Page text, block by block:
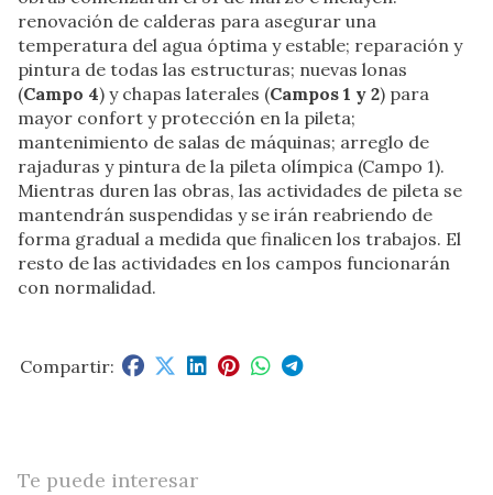
renovación de calderas para asegurar una
temperatura del agua óptima y estable; reparación y
pintura de todas las estructuras; nuevas lonas
(Campo 4) y chapas laterales (Campos 1 y 2) para
mayor confort y protección en la pileta;
mantenimiento de salas de máquinas; arreglo de
rajaduras y pintura de la pileta olímpica (Campo 1).
Mientras duren las obras, las actividades de pileta se
mantendrán suspendidas y se irán reabriendo de
forma gradual a medida que finalicen los trabajos. El
resto de las actividades en los campos funcionarán
con normalidad.
Te puede interesar